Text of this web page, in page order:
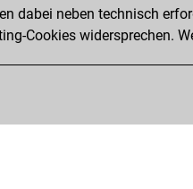
You achieved a new Elo of
You created your Fritz
dabei neben technisch
Cookies widersprechen.